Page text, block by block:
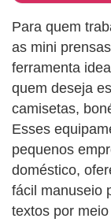
Para quem
as mini
ferramenta
quem deseja
camisetas,
Esses
pequenos
doméstico,
fácil manuseio
textos por